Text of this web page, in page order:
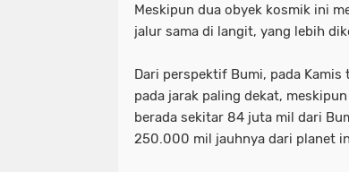
Meskipun dua obyek kosmik ini
jalur sama di langit, yang lebih
Dari perspektif Bumi, pada
pada jarak paling dekat,
berada sekitar 84 juta mil dari
250.000 mil jauhnya dari planet